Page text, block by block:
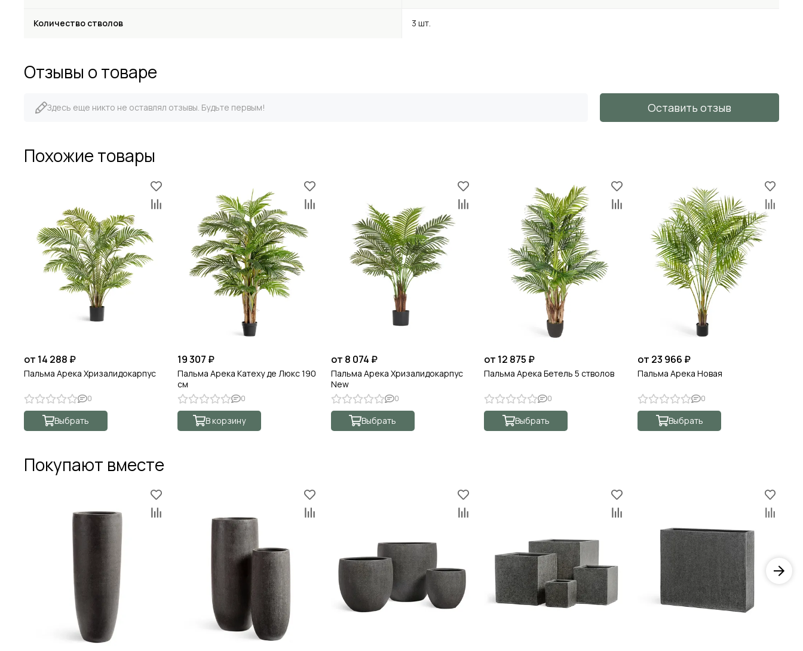
Количество стволов 3 шт.
Отзывы о товаре
Здесь еще никто не оставлял отзывы. Будьте первым! Оставить отзыв
Похожие товары
от 14 288 ₽
Пальма Арека Хризалидокарпус
0
Выбрать
19 307 ₽
Пальма Арека Катеху де Люкс 190
см
0
В корзину
от 8 074 ₽
Пальма Арека Хризалидокарпус
New
0
Выбрать
от 12 875 ₽
Пальма Арека Бетель 5 стволов
0
Выбрать
от 23 966 ₽
Пальма Арека Новая
0
Выбрать
Покупают вместе